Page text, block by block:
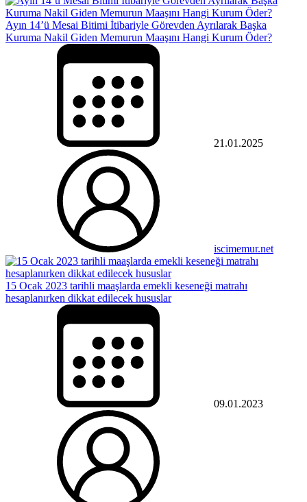
Ayın 14’ü Mesai Bitimi İtibariyle Görevden Ayrılarak Başka
Kuruma Nakil Giden Memurun Maaşını Hangi Kurum Öder?
21.01.2025
iscimemur.net
15 Ocak 2023 tarihli maaşlarda emekli keseneği matrahı
hesaplanırken dikkat edilecek hususlar
09.01.2023